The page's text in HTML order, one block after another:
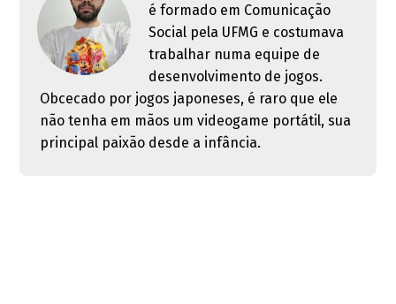
é formado em Comunicação
Social pela UFMG e costumava
trabalhar numa equipe de
desenvolvimento de jogos.
Obcecado por jogos japoneses, é raro que ele
não tenha em mãos um videogame portátil, sua
principal paixão desde a infância.